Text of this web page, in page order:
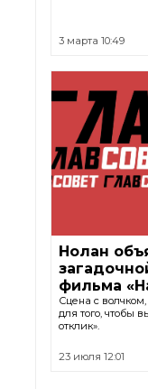
3 марта 10:49
Нолан
фильма
Сцена с
для того, чтобы
отклик».
23 июля 12:01